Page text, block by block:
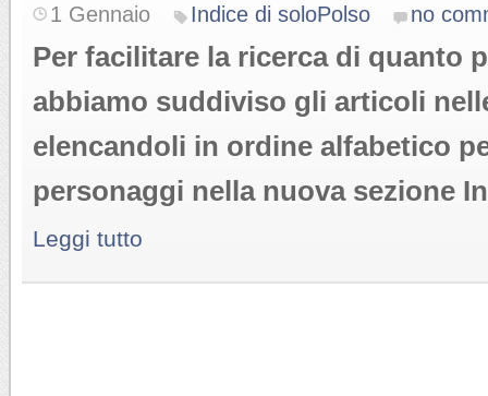
1 Gennaio Indice di soloPolso no
Per facilitare la ricerca di quanto
abbiamo suddiviso gli articoli
elencandoli in ordine alfabetico
personaggi nella nuova sezione
Leggi tutto